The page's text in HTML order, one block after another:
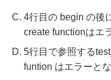
4行目の begin の後
create functionはエ
5行目で参照する
funtion はエラーとな